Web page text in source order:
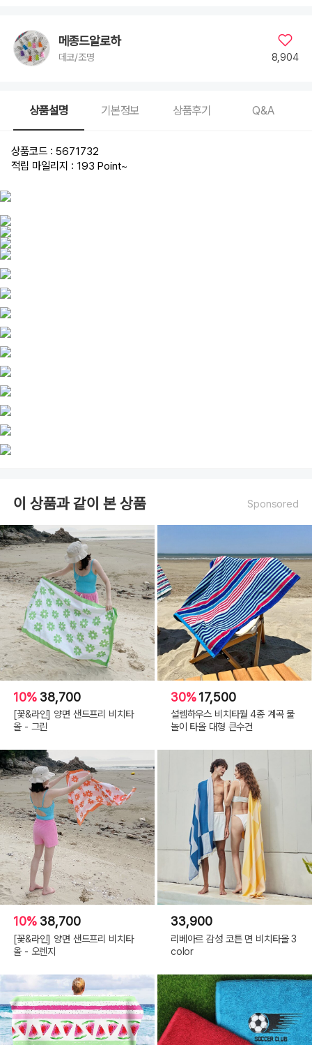
메종드알로하
데코/조명 8,904
상품설명 기본정보 상품후기 Q&A
상품코드 : 5671732
적립 마일리지 : 193 Point~
이 상품과 같이 본 상품 Sponsored
10% 38,700
[꽃&라인] 양면 샌드프리 비치타
올 - 그린
30%17,500
설렘하우스 비치타월 4종 계곡 물
놀이 타올 대형 큰수건
10% 38,700
[꽃&라인] 양면 샌드프리 비치타
올 - 오렌지
33,900
리베아르 감성 코튼 면 비치타올 3
color